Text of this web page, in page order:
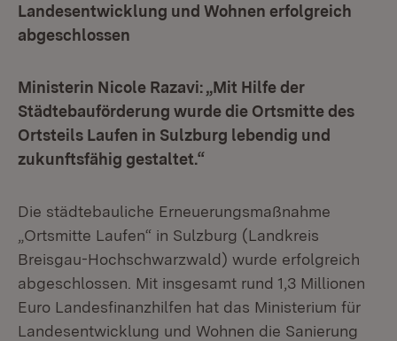
Landesentwicklung und Wohnen erfolgreich
abgeschlossen
Ministerin Nicole Razavi: „Mit Hilfe der
Städtebauförderung wurde die Ortsmitte des
Ortsteils Laufen in Sulzburg lebendig und
zukunftsfähig gestaltet.“
Die städtebauliche Erneuerungsmaßnahme
„Ortsmitte Laufen“ in Sulzburg (Landkreis
Breisgau-Hochschwarzwald) wurde erfolgreich
abgeschlossen. Mit insgesamt rund 1,3 Millionen
Euro Landesfinanzhilfen hat das Ministerium für
Landesentwicklung und Wohnen die Sanierung